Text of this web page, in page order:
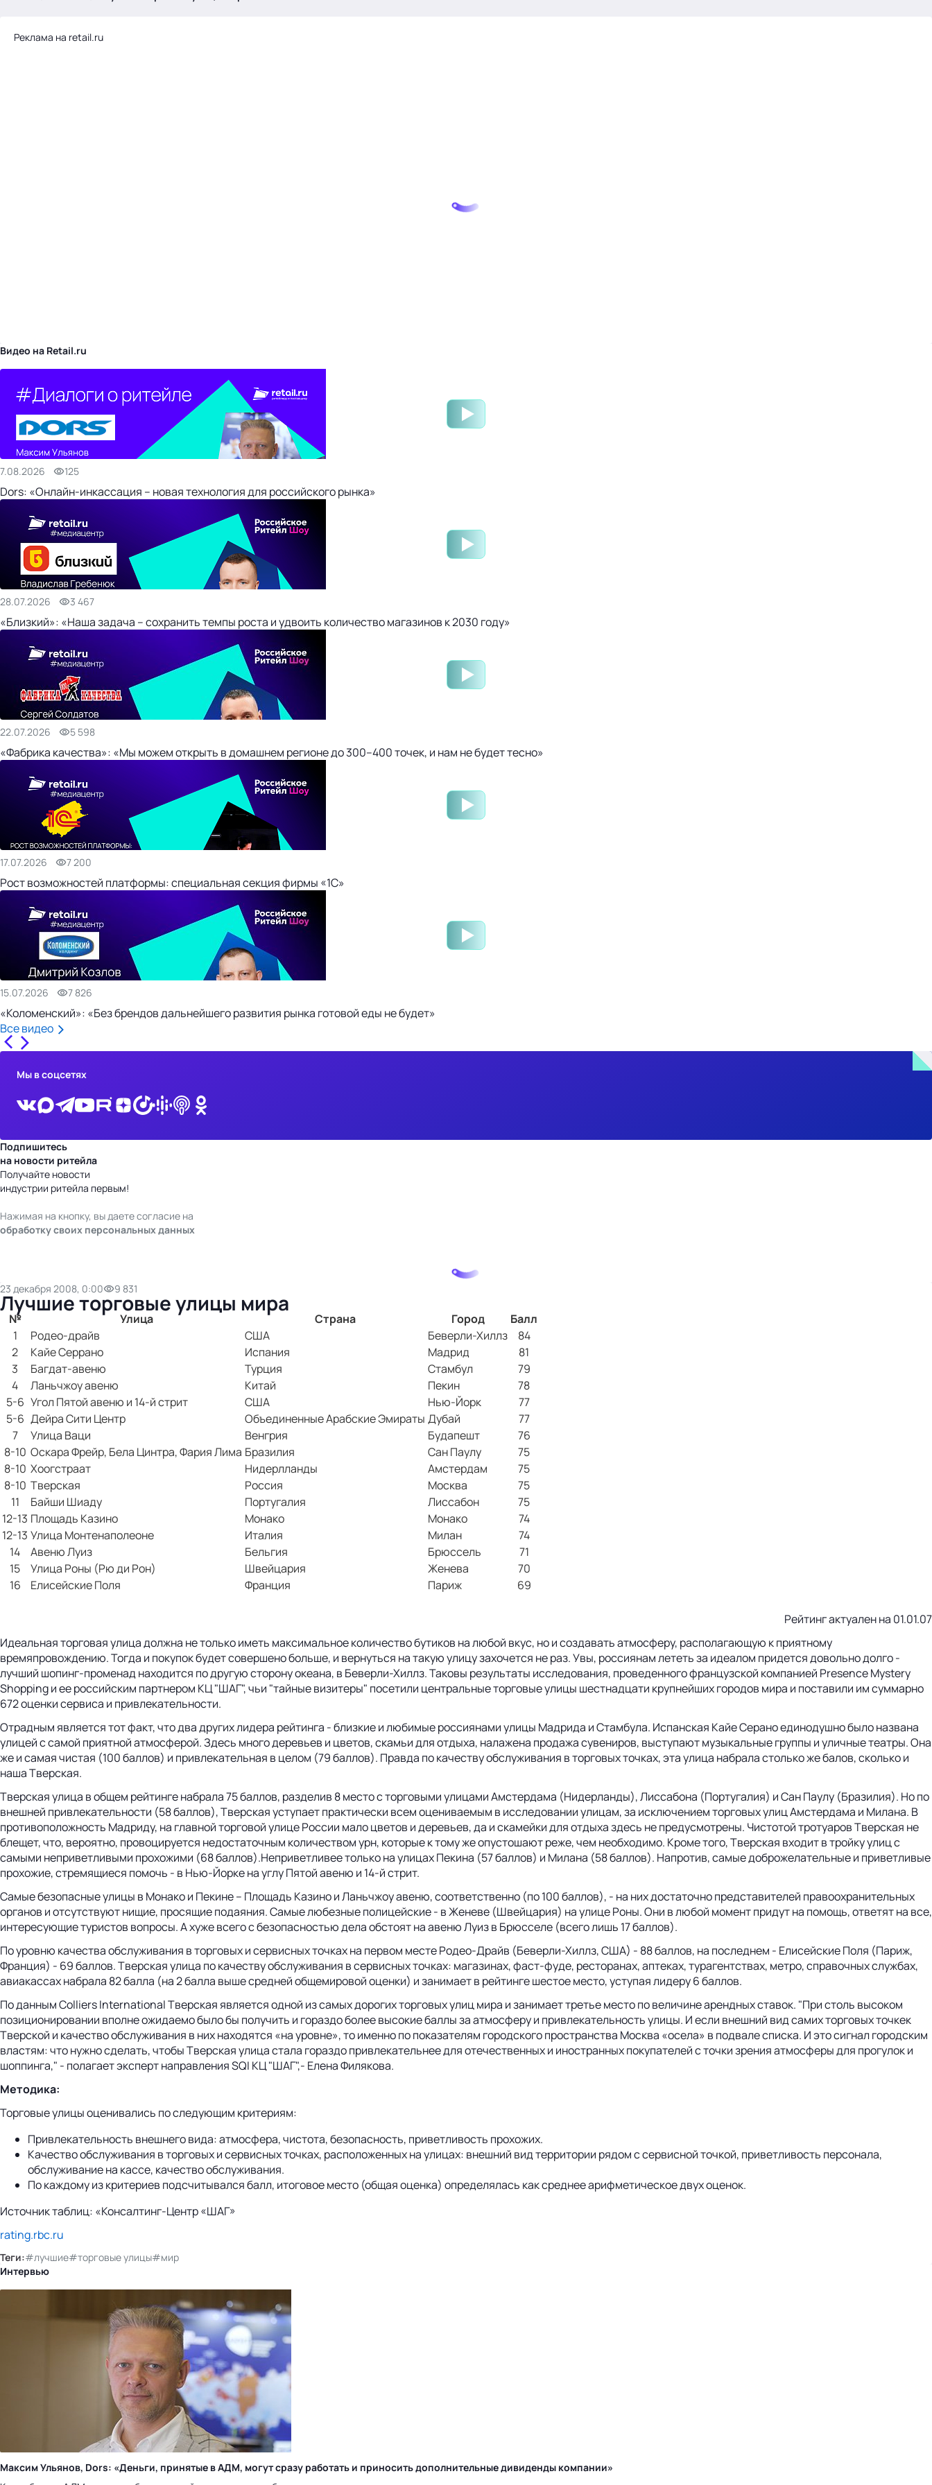
Реклама на retail.ru
Видео на Retail.ru
7.08.2026 125
Dors: «Онлайн-инкассация – новая технология для российского рынка»
28.07.2026 3 467
«Близкий»: «Наша задача – сохранить темпы роста и удвоить количество магазинов к 2030 году»
22.07.2026 5 598
«Фабрика качества»: «Мы можем открыть в домашнем регионе до 300–400 точек, и нам не будет тесно»
17.07.2026 7 200
Рост возможностей платформы: специальная секция фирмы «1С»
15.07.2026 7 826
«Коломенский»: «Без брендов дальнейшего развития рынка готовой еды не будет»
Все видео
Мы в соцсетях
Подпишитесь
на новости ритейла
Получайте новости
индустрии ритейла первым!
Нажимая на кнопку, вы даете согласие на
обработку своих персональных данных
23 декабря 2008, 0:00 9 831
Лучшие торговые улицы мира
№ Улица Страна Город
Балл
1
Родео-драйв США Беверли-Хиллз
84
2
Кайе Серрано Испания Мадрид
81
3
Багдат-авеню Турция Стамбул
79
4
Ланьчжоу авеню Китай Пекин
78
5-6 Угол Пятой авеню и 14-й стрит США Нью-Йорк
77
5-6 Дейра Сити Центр Объединенные Арабские Эмираты Дубай
77
7
Улица Ваци Венгрия Будапешт
76
8-10 Оскара Фрейр, Бела Цинтра, Фария Лима Бразилия Сан Паулу
75
8-10 Хоогстраат Нидерлланды Амстердам
75
8-10 Тверская Россия Москва
75
11
Байши Шиаду Португалия Лиссабон
75
12-13 Площадь Казино Монако Монако
74
12-13 Улица Монтенаполеоне Италия Милан
74
14
Авеню Луиз Бельгия Брюссель
71
15
Улица Роны (Рю ди Рон) Швейцария Женева
70
16
Елисейские Поля Франция Париж 69
Рейтинг актуален на 01.01.07
Идеальная торговая улица должна не только иметь максимальное количество бутиков на любой вкус, но и создавать атмосферу, располагающую к приятному
времяпровождению. Тогда и покупок будет совершено больше, и вернуться на такую улицу захочется не раз. Увы, россиянам лететь за идеалом придется довольно долго -
лучший шопинг-променад находится по другую сторону океана, в Беверли-Хиллз. Таковы результаты исследования, проведенного французской компанией Presence Mystery
Shopping и ее российским партнером КЦ "ШАГ", чьи "тайные визитеры" посетили центральные торговые улицы шестнадцати крупнейших городов мира и поставили им суммарно
672 оценки сервиса и привлекательности.
Отрадным является тот факт, что два других лидера рейтинга - близкие и любимые россиянами улицы Мадрида и Стамбула. Испанская Кайе Серано единодушно было названа
улицей с самой приятной атмосферой. Здесь много деревьев и цветов, скамьи для отдыха, налажена продажа сувениров, выступают музыкальные группы и уличные театры. Она
же и самая чистая (100 баллов) и привлекательная в целом (79 баллов). Правда по качеству обслуживания в торговых точках, эта улица набрала столько же балов, сколько и
наша Тверская.
Тверская улица в общем рейтинге набрала 75 баллов, разделив 8 место с торговыми улицами Амстердама (Нидерланды), Лиссабона (Португалия) и Сан Паулу (Бразилия). Но по
внешней привлекательности (58 баллов), Тверская уступает практически всем оцениваемым в исследовании улицам, за исключением торговых улиц Амстердама и Милана. В
противоположность Мадриду, на главной торговой улице России мало цветов и деревьев, да и скамейки для отдыха здесь не предусмотрены. Чистотой тротуаров Тверская не
блещет, что, вероятно, провоцируется недостаточным количеством урн, которые к тому же опустошают реже, чем необходимо. Кроме того, Тверская входит в тройку улиц с
самыми неприветливыми прохожими (68 баллов).Неприветливее только на улицах Пекина (57 баллов) и Милана (58 баллов). Напротив, самые доброжелательные и приветливые
прохожие, стремящиеся помочь - в Нью-Йорке на углу Пятой авеню и 14-й стрит.
Самые безопасные улицы в Монако и Пекине – Площадь Казино и Ланьчжоу авеню, соответственно (по 100 баллов), - на них достаточно представителей правоохранительных
органов и отсутствуют нищие, просящие подаяния. Самые любезные полицейские - в Женеве (Швейцария) на улице Роны. Они в любой момент придут на помощь, ответят на все,
интересующие туристов вопросы. А хуже всего с безопасностью дела обстоят на авеню Луиз в Брюсселе (всего лишь 17 баллов).
По уровню качества обслуживания в торговых и сервисных точках на первом месте Родео-Драйв (Беверли-Хиллз, США) - 88 баллов, на последнем - Елисейские Поля (Париж,
Франция) - 69 баллов. Тверская улица по качеству обслуживания в сервисных точках: магазинах, фаст-фуде, ресторанах, аптеках, турагентствах, метро, справочных службах,
авиакассах набрала 82 балла (на 2 балла выше средней общемировой оценки) и занимает в рейтинге шестое место, уступая лидеру 6 баллов.
По данным Colliers International Тверская является одной из самых дорогих торговых улиц мира и занимает третье место по величине арендных ставок. "При столь высоком
позиционировании вполне ожидаемо было бы получить и гораздо более высокие баллы за атмосферу и привлекательность улицы. И если внешний вид самих торговых точкек
Тверской и качество обслуживания в них находятся «на уровне», то именно по показателям городского пространства Москва «осела» в подвале списка. И это сигнал городским
властям: что нужно сделать, чтобы Тверская улица стала гораздо привлекательнее для отечественных и иностранных покупателей с точки зрения атмосферы для прогулок и
шоппинга," - полагает эксперт направления SQI КЦ "ШАГ",- Елена Филякова.
Методика:
Торговые улицы оценивались по следующим критериям:
Привлекательность внешнего вида: атмосфера, чистота, безопасность, приветливость прохожих.
Качество обслуживания в торговых и сервисных точках, расположенных на улицах: внешний вид территории рядом с сервисной точкой, приветливость персонала,
обслуживание на кассе, качество обслуживания.
По каждому из критериев подсчитывался балл, итоговое место (общая оценка) определялась как среднее арифметическое двух оценок.
Источник таблиц: «Консалтинг-Центр «ШАГ»
rating.rbc.ru
Теги:#лучшие#торговые улицы#мир
Интервью
Максим Ульянов, Dors: «Деньги, принятые в АДМ, могут сразу работать и приносить дополнительные дивиденды компании»